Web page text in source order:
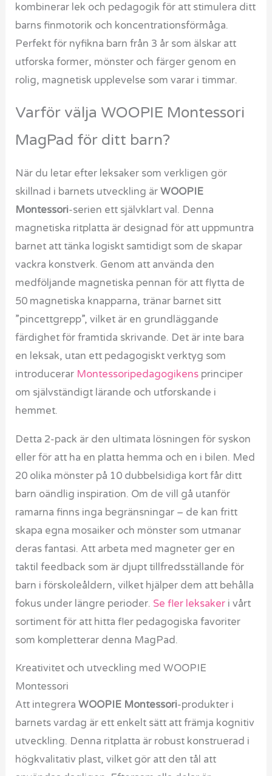
kombinerar lek och pedagogik för att stimulera ditt
barns finmotorik och koncentrationsförmåga.
Perfekt för nyfikna barn från 3 år som älskar att
utforska former, mönster och färger genom en
rolig, magnetisk upplevelse som varar i timmar.
Varför välja WOOPIE Montessori
MagPad för ditt barn?
När du letar efter leksaker som verkligen gör
skillnad i barnets utveckling ärWOOPIE
Montessori-serien ett självklart val. Denna
magnetiska ritplatta är designad för att uppmuntra
barnet att tänka logiskt samtidigt som de skapar
vackra konstverk. Genom att använda den
medföljande magnetiska pennan för att flytta de
50 magnetiska knapparna, tränar barnet sitt
”pincettgrepp”, vilket är en grundläggande
färdighet för framtida skrivande. Det är inte bara
en leksak, utan ett pedagogiskt verktyg som
introducerar Montessoripedagogikens principer
om självständigt lärande och utforskande i
hemmet.
Detta 2-pack är den ultimata lösningen för syskon
eller för att ha en platta hemma och en i bilen. Med
20 olika mönster på 10 dubbelsidiga kort får ditt
barn oändlig inspiration. Om de vill gå utanför
ramarna finns inga begränsningar – de kan fritt
skapa egna mosaiker och mönster som utmanar
deras fantasi. Att arbeta med magneter ger en
taktil feedback som är djupt tillfredsställande för
barn i förskoleåldern, vilket hjälper dem att behålla
fokus under längre perioder. Se fler leksaker i vårt
sortiment för att hitta fler pedagogiska favoriter
som kompletterar denna MagPad.
Kreativitet och utveckling med WOOPIE
Montessori
Att integreraWOOPIE Montessori-produkter i
barnets vardag är ett enkelt sätt att främja kognitiv
utveckling. Denna ritplatta är robust konstruerad i
högkvalitativ plast, vilket gör att den tål att